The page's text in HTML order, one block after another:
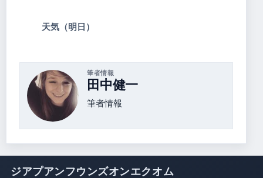
天気（明日）
筆者情報
田中健一
筆者情報
ジアプアンフウンズオンエクオム